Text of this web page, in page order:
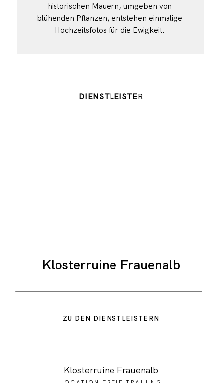
historischen Mauern, umgeben von
blühenden Pflanzen, entstehen einmalige
Hochzeitsfotos für die Ewigkeit.
DIENSTLEISTER
ZU DEN DIENSTLEISTERN
Klosterruine Frauenalb
Klosterruine Frauenalb